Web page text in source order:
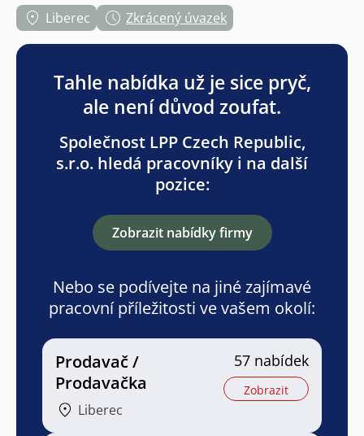
Liberec Zkrácený úvazek
Tahle nabídka už je sice pryč,
ale není důvod zoufat.
Společnost LPP Czech Republic,
s.r.o. hledá pracovníky i na další
pozice:
Zobrazit nabídky firmy
Nebo se podívejte na jiné zajímavé
pracovní příležitosti ve vašem okolí:
Prodavač /
Prodavačka
Liberec
57 nabídek
Zobrazit